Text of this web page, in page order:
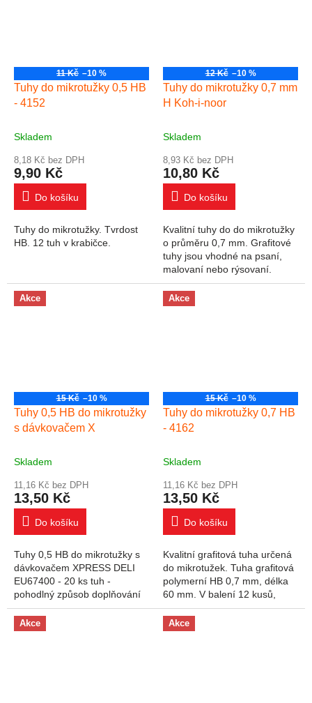
11 Kč –10 %
Tuhy do mikrotužky 0,5 HB
- 4152
Skladem
8,18 Kč bez DPH
9,90 Kč
Do košíku
Tuhy do mikrotužky. Tvrdost
HB. 12 tuh v krabičce.
12 Kč –10 %
Tuhy do mikrotužky 0,7 mm
H Koh-i-noor
Skladem
8,93 Kč bez DPH
10,80 Kč
Do košíku
Kvalitní tuhy do do mikrotužky
o průměru 0,7 mm. Grafitové
tuhy jsou vhodné na psaní,
malovaní nebo rýsovaní.
Kabička obsahuje 12 tuh v
plastové krabičce o průměru
0,7 mm....
Akce
15 Kč –10 %
Tuhy 0,5 HB do mikrotužky
s dávkovačem X
Skladem
11,16 Kč bez DPH
13,50 Kč
Do košíku
Tuhy 0,5 HB do mikrotužky s
dávkovačem XPRESS DELI
EU67400 - 20 ks tuh -
pohodlný způsob doplňování
tuh, jedním stiskem koncovky
- plnění mikrotužky horní částí
Akce
15 Kč –10 %
Tuhy do mikrotužky 0,7 HB
- 4162
Skladem
11,16 Kč bez DPH
13,50 Kč
Do košíku
Kvalitní grafitová tuha určená
do mikrotužek. Tuha grafitová
polymerní HB 0,7 mm, délka
60 mm. V balení 12 kusů,
cena za balení.
Akce Akce